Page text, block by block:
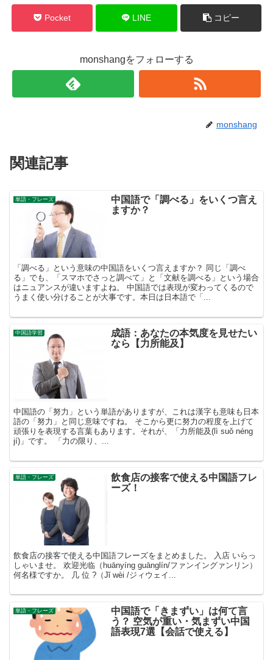
Pocket LINE コピー
monshangをフォローする
monshang
関連記事
単語・フレーズ
中国語で「調べる」をいくつ言え
ますか？
「調べる」という意味の中国語をいくつ言えますか？ 同じ「調べ
る」でも、「スマホでさっと調べて」と「文献を調べる」という場合
はニュアンスが違いますよね。 中国語では表現が変わってくるので
うまく使い分けることが大事です。本日は日本語で「...
中国語学習
成語：あなたの本気度を見せたい
なら【力所能及】
中国語の「努力」という単語がありますが、これは漢字も意味も日本
語の「努力」と同じ意味ですね。 そこから更に努力の程度を上げて
頑張りを表現する言葉もあります。それが、「力所能及(lì suǒ néng
jí)」です。 「力の限り、...
単語・フレーズ
飲食店の接客で使える中国語フレ
ーズ！
飲食店の接客で使える中国語フレーズをまとめました。 入店 いらっ
しゃいませ。 欢迎光临（huānyíng guānglín/ファンイングァンリン）
何名様ですか。 几 位 ?（Jǐ wèi /ジィウェイ...
単語・フレーズ
中国語で「きまずい」は何て言
う？ 空気が重い・気まずい中国
語表現7選【会話で使える】